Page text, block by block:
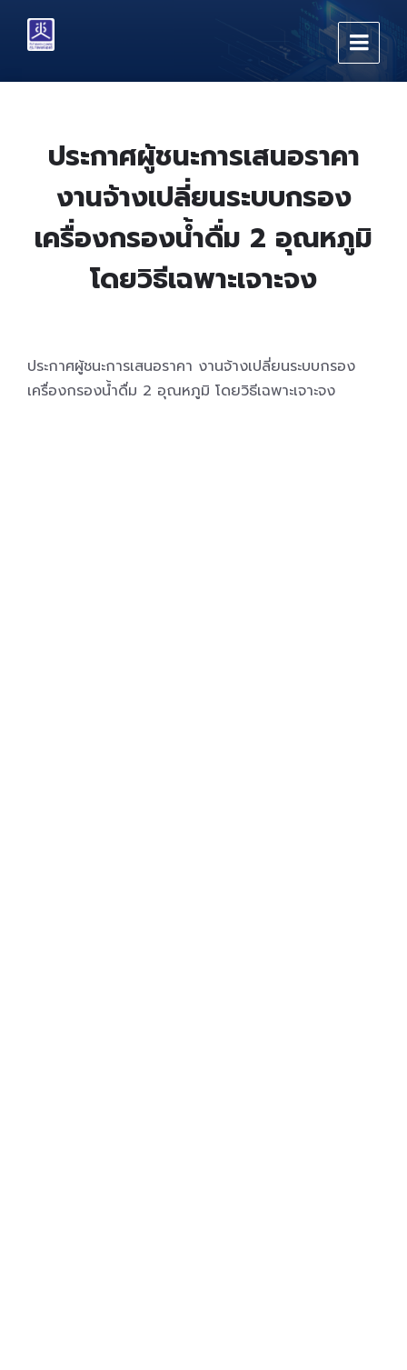
content
main
footer
ประกาศผู้ชนะการเสนอราคา
งานจ้างเปลี่ยนระบบกรอง
เครื่องกรองน้ำดื่ม 2 อุณหภูมิ
โดยวิธีเฉพาะเจาะจง
ประกาศผู้ชนะการเสนอราคา งานจ้างเปลี่ยนระบบกรอง
เครื่องกรองน้ำดื่ม 2 อุณหภูมิ โดยวิธีเฉพาะเจาะจง